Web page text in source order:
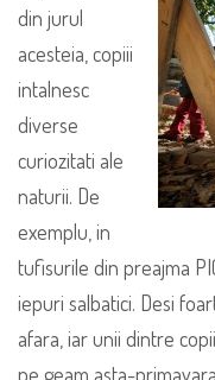
din jurul
acesteia, copiii
intalnesc
diverse
curiozitati ale
naturii. De
exemplu, in
tufisurile din preajma
iepuri salbatici. Desi
afara, iar unii dintre
pe geam asta-